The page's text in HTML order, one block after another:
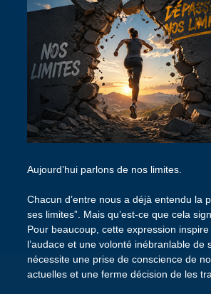
Aujourd’hui parlons de nos limites.
Chacun d’entre nous a déjà entendu la
ses limites”. Mais qu’est-ce que cela
Pour beaucoup, cette expression inspire
l’audace et une volonté inébranlable de
nécessite une prise de conscience de
actuelles et une ferme décision de les